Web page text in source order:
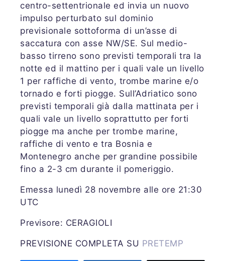
centro-settentrionale ed invia un nuovo
impulso perturbato sul dominio
previsionale sottoforma di un’asse di
saccatura con asse NW/SE. Sul medio-
basso tirreno sono previsti temporali tra la
notte ed il mattino per i quali vale un livello
1 per raffiche di vento, trombe marine e/o
tornado e forti piogge. Sull’Adriatico sono
previsti temporali già dalla mattinata per i
quali vale un livello soprattutto per forti
piogge ma anche per trombe marine,
raffiche di vento e tra Bosnia e
Montenegro anche per grandine possibile
fino a 2-3 cm durante il pomeriggio.
Emessa lunedì 28 novembre alle ore 21:30
UTC
Previsore: CERAGIOLI
PREVISIONE COMPLETA SU PRETEMP